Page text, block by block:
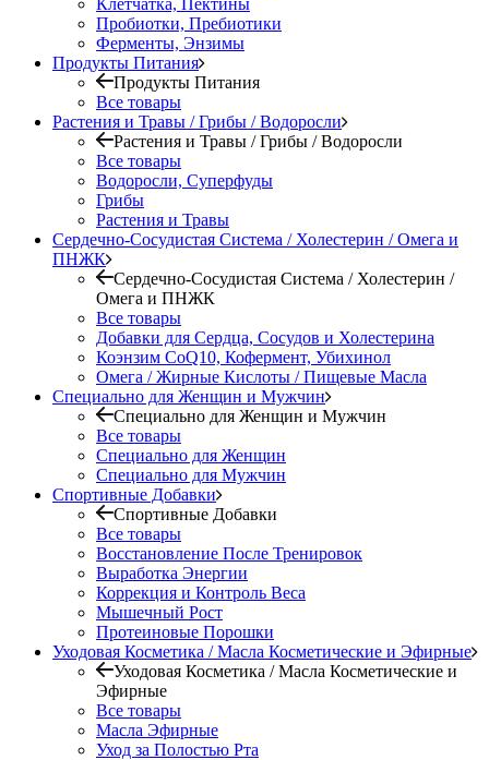
Клетчатка, Пектины
Пробиотки, Пребиотики
Ферменты, Энзимы
Продукты Питания
Продукты Питания
Все товары
Растения и Травы / Грибы / Водоросли
Растения и Травы / Грибы / Водоросли
Все товары
Водоросли, Суперфуды
Грибы
Растения и Травы
Сердечно-Сосудистая Система / Холестерин / Омега и
ПНЖК
Сердечно-Сосудистая Система / Холестерин /
Омега и ПНЖК
Все товары
Добавки для Сердца, Сосудов и Холестерина
Коэнзим CoQ10, Кофермент, Убихинол
Омега / Жирные Кислоты / Пищевые Масла
Специально для Женщин и Мужчин
Специально для Женщин и Мужчин
Все товары
Специально для Женщин
Специально для Мужчин
Спортивные Добавки
Спортивные Добавки
Все товары
Восстановление После Тренировок
Выработка Энергии
Коррекция и Контроль Веса
Мышечный Рост
Протеиновые Порошки
Уходовая Косметика / Масла Косметические и Эфирные
Уходовая Косметика / Масла Косметические и
Эфирные
Все товары
Масла Эфирные
Уход за Полостью Рта